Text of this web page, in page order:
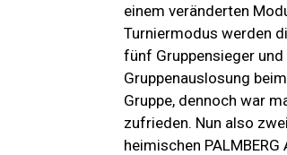
einem veränderten
Turniermodus werden
fünf Gruppensieger
Gruppenauslosung
Gruppe, dennoch war
zufrieden. Nun also
heimischen PALMBERG